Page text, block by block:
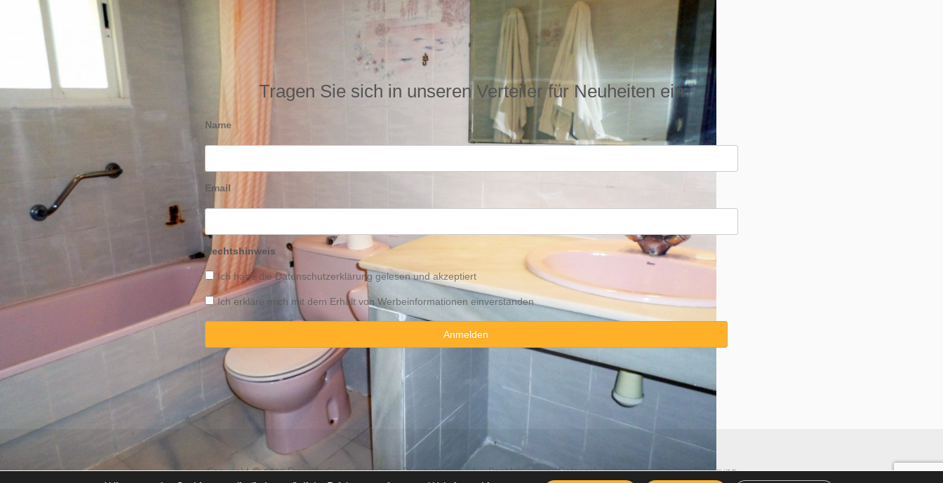
Tragen Sie sich in unseren Verteiler für Neuheiten ein
Name
Email
Rechtshinweis
Ich habe dieDatenschutzerklärung gelesen und akzeptiert
Ich erkläre mich mit dem Erhalt von Werbeinformationen einverstanden
Copyright © 2025 Property Consulting Spain By JadeVillas S.L. ·Rechtshinweis·Datenschutzhinweise·Cookies Erklärung